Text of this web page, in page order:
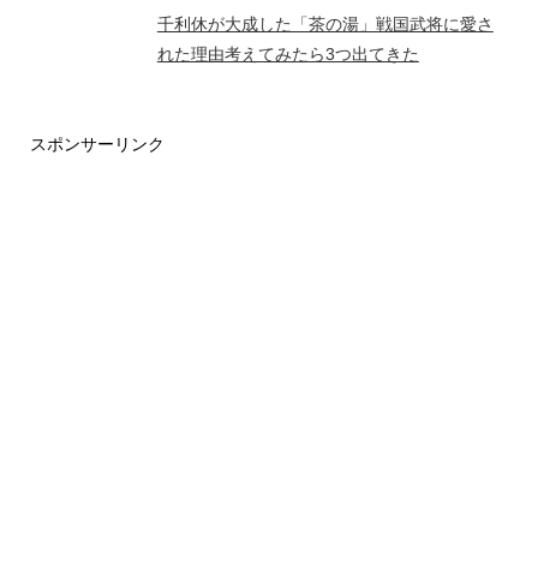
千利休が大成した「茶の湯」戦国武将に愛さ
れた理由考えてみたら3つ出てきた
スポンサーリンク